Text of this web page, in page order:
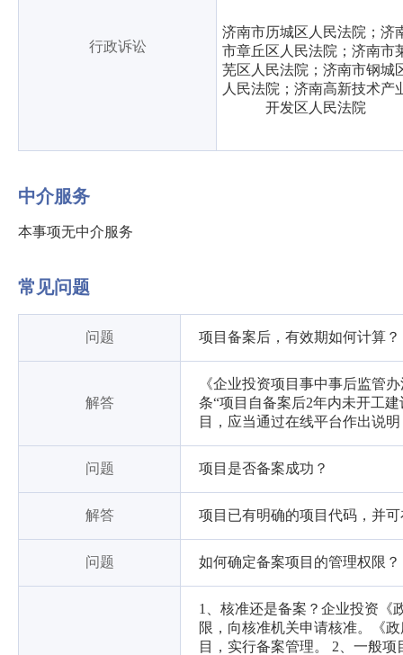
行政诉讼
济南市历城区人民法院；济
市章丘区人民法院；济南市
芜区人民法院；济南市钢城
人民法院；济南高新技术产
开发区人民法院
中介服务
本事项无中介服务
常见问题
问题 项目备案后，有效期如何计算？
解答
《企业投资项目事中事后监管
条“项目自备案后2年内未开工
目，应当通过在线平台作出说
问题 项目是否备案成功？
解答 项目已有明确的项目代码，并
问题 如何确定备案项目的管理权限？
1、核准还是备案？企业投资《
限，向核准机关申请核准。《
目，实行备案管理。 2、一般